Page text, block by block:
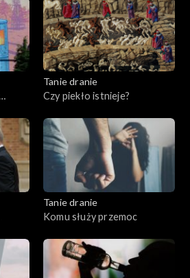
Tanie dranie
Czy piekło istnieje?
Tanie dranie
Komu służy przemoc